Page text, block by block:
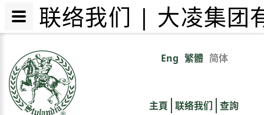
主
Eng 繁體 简体
links
主頁 联络我们 查詢
联络我们 | 大凌集团